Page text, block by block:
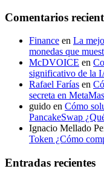
Comentarios
Finance en La
monedas que
McDVOICE en
significativo de la
Rafael Farías en
secreta en
guido en Cómo
PancakeSwap
Ignacio Mellado
Token ¿Cómo
Entradas recientes